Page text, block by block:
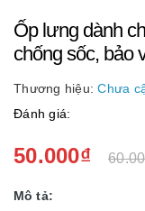
Ốp lưng dành
chống sốc, bảo
Thương hiệu: Chưa
Đánh giá:
50.000₫
Mô tả: